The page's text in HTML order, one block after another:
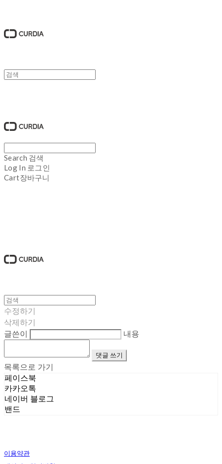
Search 검색
Log In 로그인
Cart장바구니
수정하기
삭제하기
글쓴이
내용
댓글 쓰기
목록으로 가기
페이스북
카카오톡
네이버 블로그
밴드
이용약관